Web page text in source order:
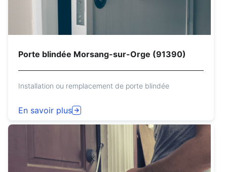
Porte blindée Morsang-sur-Orge (91390)
Installation ou remplacement de porte blindée
En savoir plus